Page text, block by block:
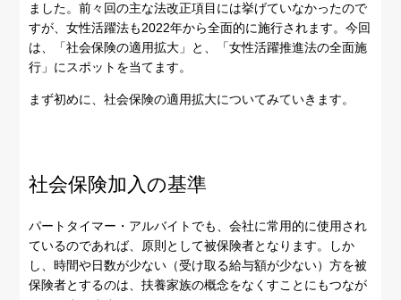
ました。前々回の主な法改正項目には挙げていなかったので
すが、女性活躍法も2022年から全面的に施行されます。今回
は、「社会保険の適用拡大」と、「女性活躍推進法の全面施
行」にスポットを当てます。
まず初めに、社会保険の適用拡大についてみていきます。
社会保険加入の基準
パートタイマー・アルバイトでも、会社に常用的に使用され
ているのであれば、原則として被保険者となります。しか
し、時間や日数が少ない（受け取る給与額が少ない）方を被
保険者とするのは、扶養家族の概念をなくすことにもつなが